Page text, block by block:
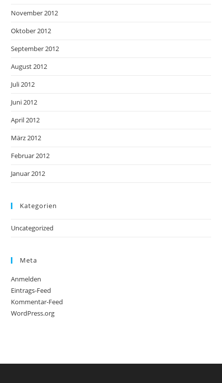
November 2012
Oktober 2012
September 2012
August 2012
Juli 2012
Juni 2012
April 2012
März 2012
Februar 2012
Januar 2012
Kategorien
Uncategorized
Meta
Anmelden
Eintrags-Feed
Kommentar-Feed
WordPress.org